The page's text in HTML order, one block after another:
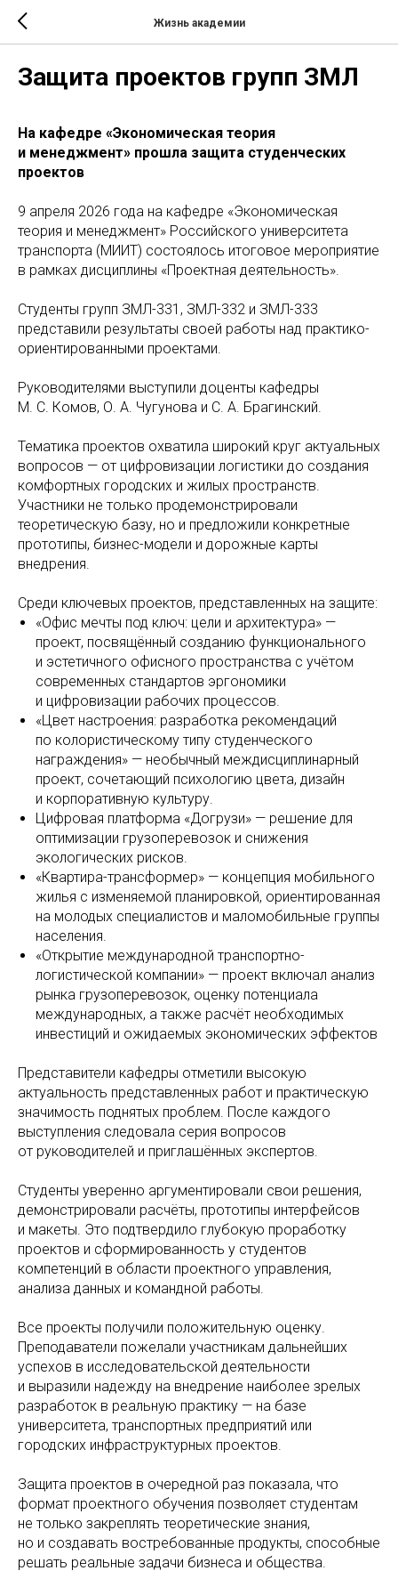
Жизнь академии
Защита проектов групп ЗМЛ
На кафедре «Экономическая теория
и менеджмент» прошла защита студенческих
проектов
9 апреля 2026 года на кафедре «Экономическая
теория и менеджмент» Российского университета
транспорта (МИИТ) состоялось итоговое мероприятие
в рамках дисциплины «Проектная деятельность».
Студенты групп ЗМЛ-331, ЗМЛ-332 и ЗМЛ-333
представили результаты своей работы над практико-
ориентированными проектами.
Руководителями выступили доценты кафедры
М. С. Комов, О. А. Чугунова и С. А. Брагинский.
Тематика проектов охватила широкий круг актуальных
вопросов — от цифровизации логистики до создания
комфортных городских и жилых пространств.
Участники не только продемонстрировали
теоретическую базу, но и предложили конкретные
прототипы, бизнес-модели и дорожные карты
внедрения.
Среди ключевых проектов, представленных на защите:
«Офис мечты под ключ: цели и архитектура» —
проект, посвящённый созданию функционального
и эстетичного офисного пространства с учётом
современных стандартов эргономики
и цифровизации рабочих процессов.
«Цвет настроения: разработка рекомендаций
по колористическому типу студенческого
награждения» — необычный междисциплинарный
проект, сочетающий психологию цвета, дизайн
и корпоративную культуру.
Цифровая платформа «Догрузи» — решение для
оптимизации грузоперевозок и снижения
экологических рисков.
«Квартира-трансформер» — концепция мобильного
жилья с изменяемой планировкой, ориентированная
на молодых специалистов и маломобильные группы
населения.
«Открытие международной транспортно-
логистической компании» — проект включал анализ
рынка грузоперевозок, оценку потенциала
международных, а также расчёт необходимых
инвестиций и ожидаемых экономических эффектов
Представители кафедры отметили высокую
актуальность представленных работ и практическую
значимость поднятых проблем. После каждого
выступления следовала серия вопросов
от руководителей и приглашённых экспертов.
Студенты уверенно аргументировали свои решения,
демонстрировали расчёты, прототипы интерфейсов
и макеты. Это подтвердило глубокую проработку
проектов и сформированность у студентов
компетенций в области проектного управления,
анализа данных и командной работы.
Все проекты получили положительную оценку.
Преподаватели пожелали участникам дальнейших
успехов в исследовательской деятельности
и выразили надежду на внедрение наиболее зрелых
разработок в реальную практику — на базе
университета, транспортных предприятий или
городских инфраструктурных проектов.
Защита проектов в очередной раз показала, что
формат проектного обучения позволяет студентам
не только закреплять теоретические знания,
но и создавать востребованные продукты, способные
решать реальные задачи бизнеса и общества.